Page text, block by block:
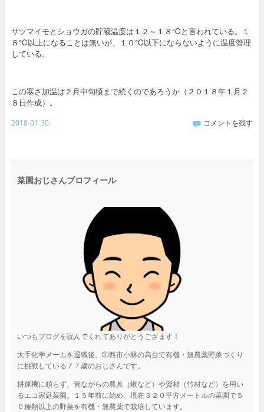
サツマイモとショウガの貯蔵温度は１２～１８℃と言われている。１
８℃以上になることは無いが、１０℃以下にならないように温度管理
している。
この寒さ加温は２月中旬頃まで続くのであろうか（２０１８年１月２
８日作成）。
2018-01-30 コメントを残す
菜園おじさんプロフィール
いつもブログを読んでくれてありがとうござます！
大手化学メーカを退職後、印西市小林の高台で有機・無農薬野菜づくり
に挑戦している７７歳のおじさんです。
耕運機に頼らず、昔ながらの農具（鍬など）や資材（竹材など）を用い
るエコ家庭菜園。１５年前に始め、現在３２０平方メートルの菜園で５
０種類以上の野菜を有機・無農薬で栽培しています。